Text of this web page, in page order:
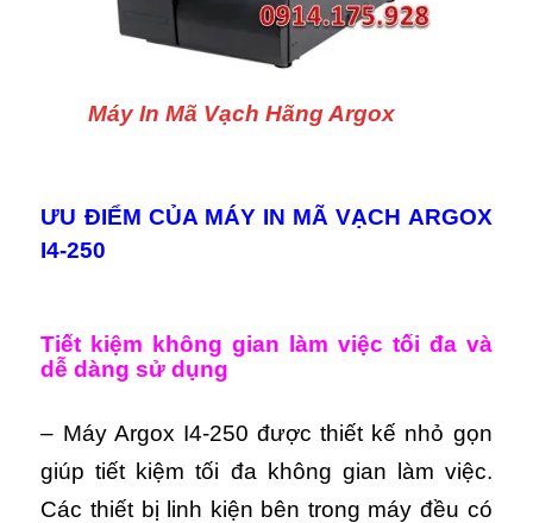
Máy In Mã Vạch Hãng Argox
ƯU ĐIỂM CỦA MÁY IN MÃ VẠCH ARGOX
I4-250
Tiết kiệm không gian làm việc tối đa và
dễ dàng sử dụng
– Máy Argox I4-250 được thiết kế nhỏ gọn
giúp tiết kiệm tối đa không gian làm việc.
Các thiết bị linh kiện bên trong máy đều có